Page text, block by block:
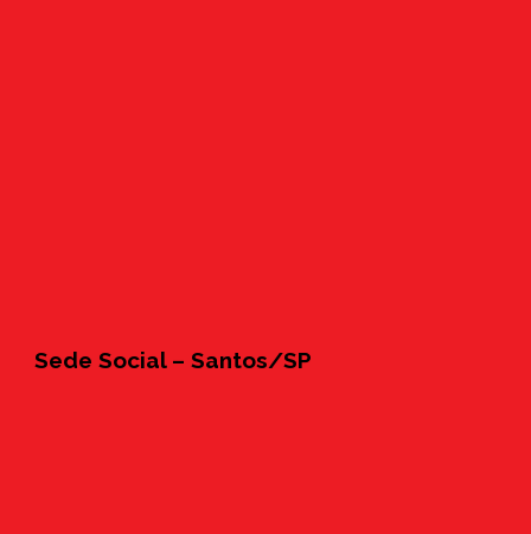
Sede Social – Santos/SP